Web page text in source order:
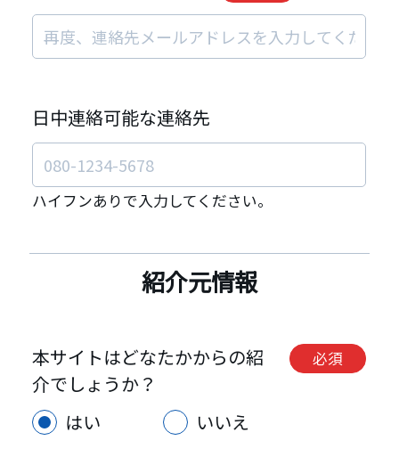
日中連絡可能な連絡先
ハイフンありで入力してください。
紹介元情報
本サイトはどなたかからの紹
介でしょうか？
必須
はい いいえ